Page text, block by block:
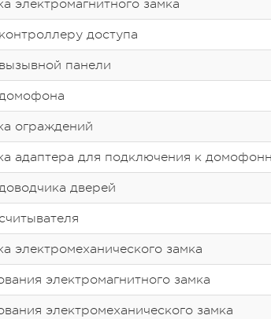
электромагнитного замка
доступа
панели
ограждений
адаптера для подключения к
дверей
электромеханического замка
электромагнитного замка
электромеханического замка